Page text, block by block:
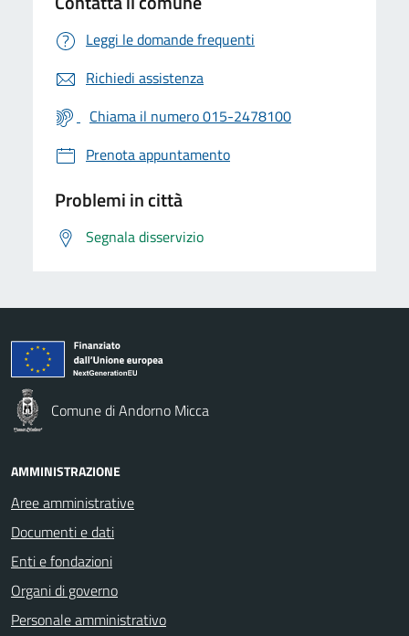
Leggi le domande frequenti
Richiedi assistenza
Chiama il numero 015-2478100
Prenota appuntamento
Problemi in città
Segnala disservizio
Comune di Andorno Micca
AMMINISTRAZIONE
Aree amministrative
Documenti e dati
Enti e fondazioni
Organi di governo
Personale amministrativo